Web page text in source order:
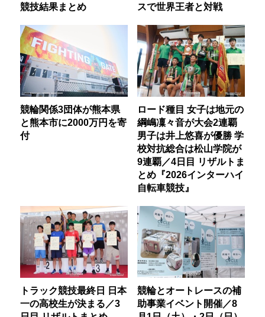
競技結果まとめ
スで世界王者と対戦
競輪関係3団体が熊本県
と熊本市に2000万円を寄
付
ロード種目 女子は地元の
綱嶋凜々音が大会2連覇
男子は井上悠喜が優勝 学
校対抗総合は松山学院が
9連覇／4日目 リザルトま
とめ『2026インターハイ
自転車競技』
トラック競技最終日 日本
一の高校生が決まる／3
競輪とオートレースの補
助事業イベント開催／8